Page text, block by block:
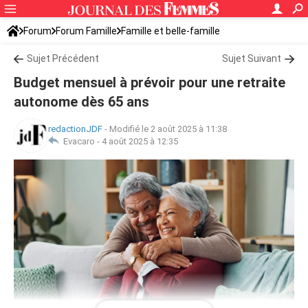
Forum Forum Famille Famille et belle-famille
Sujet Précédent Sujet Suivant
Budget mensuel à prévoir pour une retraite
autonome dès 65 ans
redactionJDF - Modifié le 2 août 2025 à 11:38
Evacaro - 4 août 2025 à 12:35